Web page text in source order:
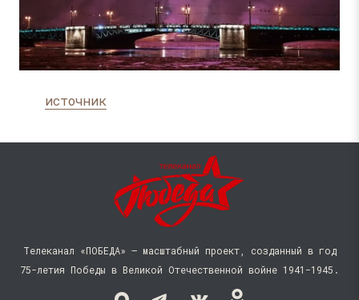
источник
Телеканал «ПОБЕДА» — масштабный проект, созданный в год
75-летия Победы в Великой Отечественной войне 1941−1945.